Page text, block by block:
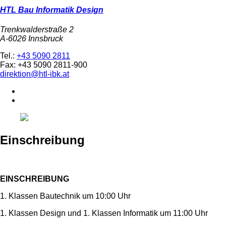
HTL Bau Informatik Design
Trenkwalderstraße 2
A-6026 Innsbruck
Tel.: +43 5090 2811
Fax: +43 5090 2811-900
direktion@htl-ibk.at
Einschreibung
EINSCHREIBUNG
1. Klassen Bautechnik um 10:00 Uhr
1. Klassen Design und 1. Klassen Informatik um 11:00 Uhr